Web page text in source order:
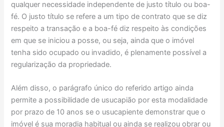
qualquer necessidade independente de justo título ou boa-
fé. O justo título se refere a um tipo de contrato que se diz
respeito a transação e a boa-fé diz respeito às condições
em que se iniciou a posse, ou seja, ainda que o imóvel
tenha sido ocupado ou invadido, é plenamente possível a
regularização da propriedade.
Além disso, o parágrafo único do referido artigo ainda
permite a possibilidade de usucapião por esta modalidade
por prazo de 10 anos se o usucapiente demonstrar que o
imóvel é sua moradia habitual ou ainda se realizou obrar ou